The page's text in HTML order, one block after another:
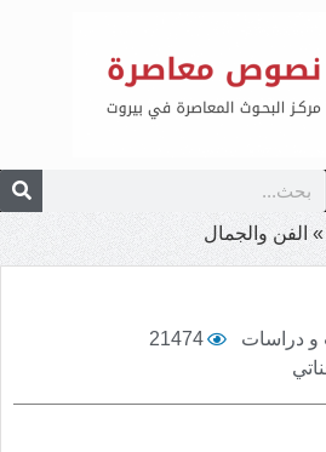
» الفن والجمال
و دراسات
21474